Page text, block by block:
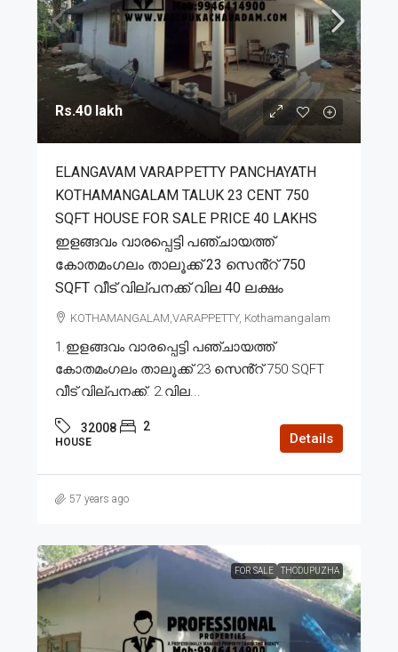
Rs.40 lakh
ELANGAVAM VARAPPETTY PANCHAYATH
KOTHAMANGALAM TALUK 23 CENT 750
SQFT HOUSE FOR SALE PRICE 40 LAKHS
ഇളങ്ങവം വാരപ്പെട്ടി പഞ്ചായത്ത്
കോതമംഗലം താലൂക്ക് 23 സെൻ്റ് 750
SQFT വീട് വില്പനക്ക് വില 40 ലക്ഷം
KOTHAMANGALAM,VARAPPETTY, Kothamangalam
1.ഇളങ്ങവം വാരപ്പെട്ടി പഞ്ചായത്ത്
കോതമംഗലം താലൂക്ക് 23 സെൻ്റ് 750 SQFT
വീട് വില്പനക്ക്. 2.വില...
32008 2
HOUSE Details
57 years ago
FOR SALE THODUPUZHA